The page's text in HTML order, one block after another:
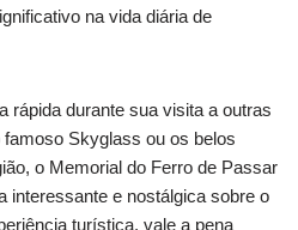
na vida diária de
rápida durante sua visita a outras
Skyglass ou os belos
o Memorial do Ferro de Passar
interessante e nostálgica sobre o
turística, vale a pena